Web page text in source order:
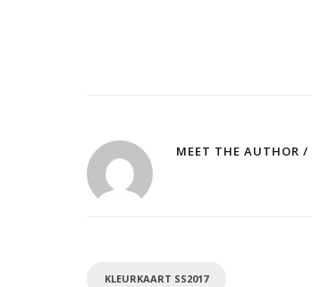
MEET THE AUTHOR /
KLEURKAART SS2017